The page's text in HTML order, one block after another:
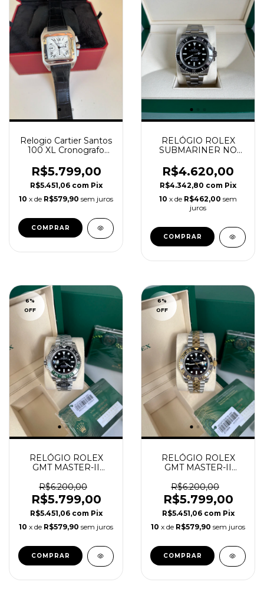
Relogio Cartier Santos
100 XL Cronografo
R$5.799,00
R$5.451,06 com Pix
10 x de R$579,90 sem juros
RELÓGIO ROLEX
SUBMARINER NO
CLONE
R$4.620,00
R$4.342,80 com Pix
10 x de R$462,00 sem
juros
6%
OFF
RELÓGIO ROLEX
GMT MASTER-II
JUBILEE SUPER
CLONE REF.126720
R$6.200,00
R$5.799,00
R$5.451,06 com Pix
10 x de R$579,90 sem juros
6%
OFF
RELÓGIO ROLEX
GMT MASTER-II
MISTO DOURADO
SUPER C
R$6.200,00
R$5.799,00
R$5.451,06 com Pix
10 x de R$579,90 sem juros